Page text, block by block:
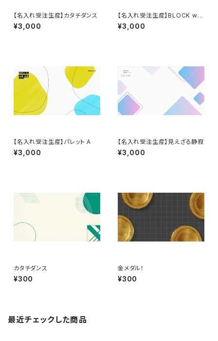
【名入れ受注生産】カタチダンス
¥3,000
【名入れ受注生産】BLOCK whi
te
¥3,000
【名入れ受注生産】パレット A
¥3,000
【名入れ受注生産】見えざる静寂
¥3,000
カタチダンス
¥300
金メダル！
¥300
最近チェックした商品